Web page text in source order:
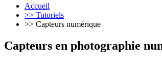
Accueil
>> Tutoriels
>> Capteurs numérique
Capteurs en photographie